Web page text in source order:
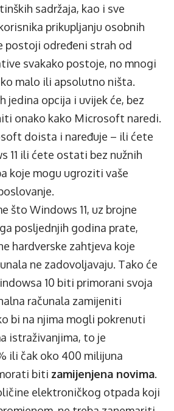
sadržaja, kao i sve
prikupljanju osobnih
postoji određeni strah od
svakako postoje, no mnogi
malo ili apsolutno ništa.
jedina opcija i uvijek će, bez
onako kako Microsoft naredi.
doista i naređuje – ili ćete
11 ili ćete ostati bez nužnih
koje mogu ugroziti vaše
što Windows 11, uz brojne
posljednjih godina prate,
hardverske zahtjeva koje
ne zadovoljavaju. Tako će
10 biti primorani svoja
računala zamijeniti
bi na njima mogli pokrenuti
istraživanjima, to je
ili čak oko 400 milijuna
biti zamijenjena novima.
elektroničkog otpada koji